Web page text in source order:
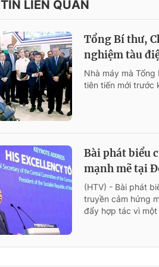
TIN LIÊN QUAN
Tổng Bí thư,
nghiệm tàu
Nhà máy mà
tiên tiến mới trước
Bài phát biểu
mạnh mẽ tại
(HTV) - Bài phát
truyền cảm hứng
đẩy hợp tác vì một